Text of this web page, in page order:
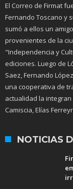
El Correo de Firmat
Fernando Toscano y
sumó a ellos un
provenientes de la
"Independencia y
ediciones. Luego de
Saez, Fernando
una cooperativa de
actualidad la
Camiscia, Elías
NOTICIAS